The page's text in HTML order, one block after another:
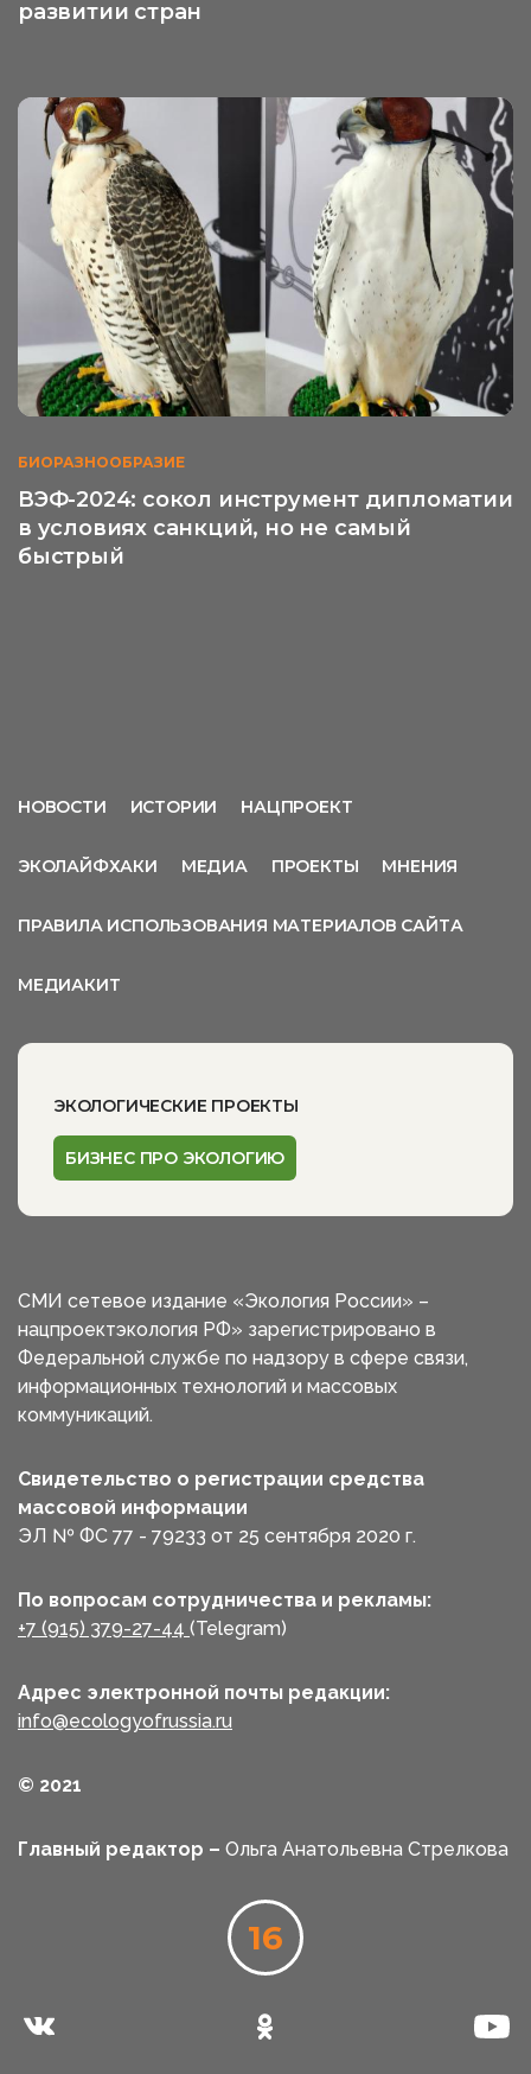
развитии стран
БИОРАЗНООБРАЗИЕ
ВЭФ-2024: сокол инструмент дипломатии
в условиях санкций, но не самый
быстрый
НОВОСТИ ИСТОРИИ НАЦПРОЕКТ
ЭКОЛАЙФХАКИ МЕДИА ПРОЕКТЫ МНЕНИЯ
ПРАВИЛА ИСПОЛЬЗОВАНИЯ МАТЕРИАЛОВ САЙТА
МЕДИАКИТ
ЭКОЛОГИЧЕСКИЕ ПРОЕКТЫ
БИЗНЕС ПРО ЭКОЛОГИЮ
СМИ сетевое издание «Экология России» –
нацпроектэкология РФ» зарегистрировано в
Федеральной службе по надзору в сфере связи,
информационных технологий и массовых
коммуникаций.
Свидетельство о регистрации средства
массовой информации
ЭЛ № ФС 77 - 79233 от 25 сентября 2020 г.
По вопросам сотрудничества и рекламы:
+7 (915) 379-27-44 (Telegram)
Адрес электронной почты редакции:
info@ecologyofrussia.ru
© 2021
Главный редактор – Ольга Анатольевна Стрелкова
16